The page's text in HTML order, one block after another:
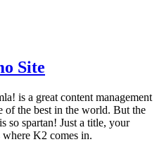
Site
is a great content management
of the best in the world. But the
so spartan! Just a title, your
K2 comes in.